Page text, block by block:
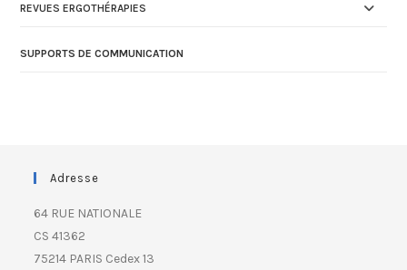
REVUES ERGOTHÉRAPIES
SUPPORTS DE COMMUNICATION
Adresse
64 RUE NATIONALE
CS 41362
75214 PARIS Cedex 13